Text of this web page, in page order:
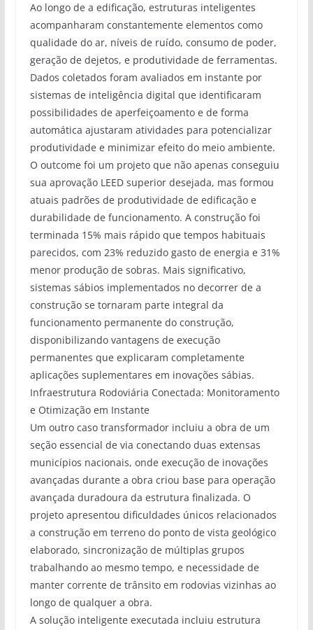
Ao longo de a edificação, estruturas inteligentes
acompanharam constantemente elementos como
qualidade do ar, níveis de ruído, consumo de poder,
geração de dejetos, e produtividade de ferramentas.
Dados coletados foram avaliados em instante por
sistemas de inteligência digital que identificaram
possibilidades de aperfeiçoamento e de forma
automática ajustaram atividades para potencializar
produtividade e minimizar efeito do meio ambiente.
O outcome foi um projeto que não apenas conseguiu
sua aprovação LEED superior desejada, mas formou
atuais padrões de produtividade de edificação e
durabilidade de funcionamento. A construção foi
terminada 15% mais rápido que tempos habituais
parecidos, com 23% reduzido gasto de energia e 31%
menor produção de sobras. Mais significativo,
sistemas sábios implementados no decorrer de a
construção se tornaram parte integral da
funcionamento permanente do construção,
disponibilizando vantagens de execução
permanentes que explicaram completamente
aplicações suplementares em inovações sábias.
Infraestrutura Rodoviária Conectada: Monitoramento
e Otimização em Instante
Um outro caso transformador incluiu a obra de um
seção essencial de via conectando duas extensas
municípios nacionais, onde execução de inovações
avançadas durante a obra criou base para operação
avançada duradoura da estrutura finalizada. O
projeto apresentou dificuldades únicos relacionados
a construção em terreno do ponto de vista geológico
elaborado, sincronização de múltiplas grupos
trabalhando ao mesmo tempo, e necessidade de
manter corrente de trânsito em rodovias vizinhas ao
longo de qualquer a obra.
A solução inteligente executada incluiu estrutura